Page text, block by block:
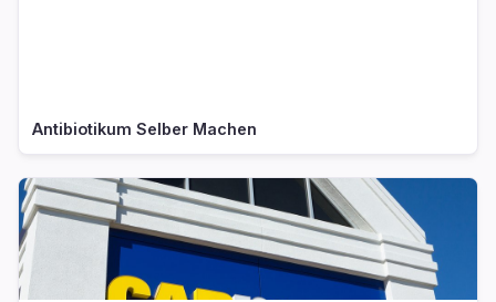
Antibiotikum Selber Machen